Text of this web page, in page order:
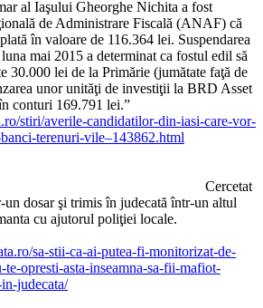
al Iaşului Gheorghe Nichita a fost
de Administrare Fiscală (ANAF) că
în valoare de 116.364 lei. Suspendarea
mai 2015 a determinat ca fostul edil să
30.000 lei de la Primărie (jumătate faţă de
unor unităţi de investiţii la BRD Asset
conturi 169.791 lei.”
stiri/averile-candidatilor-din-iasi-care-vor-
terenuri-vile–143862.html
dosar şi trimis în judecată într-un altul
cu ajutorul poliţiei locale.
sa-stii-ca-ai-putea-fi-monitorizat-de-
opresti-asta-inseamna-sa-fii-mafiot-
judecata/